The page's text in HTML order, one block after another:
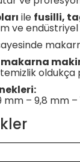
ile fusilli,
ve endüstriyel
– 9,8 mm –